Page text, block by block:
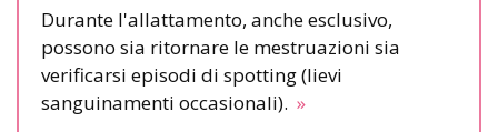
Durante l'allattamento, anche esclusivo,
possono sia ritornare le mestruazioni sia
verificarsi episodi di spotting (lievi
sanguinamenti occasionali). »